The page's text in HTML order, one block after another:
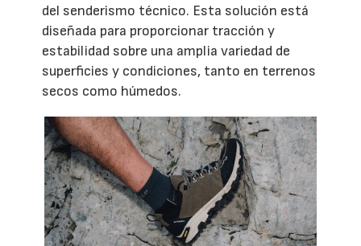
del senderismo técnico. Esta solución está
diseñada para proporcionar tracción y
estabilidad sobre una amplia variedad de
superficies y condiciones, tanto en terrenos
secos como húmedos.